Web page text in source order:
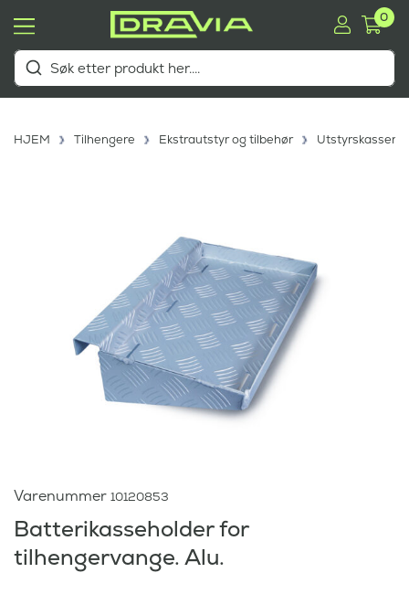
0
HJEM Tilhengere Ekstrautstyr og tilbehør Utstyrskasser
Varenummer 10120853
Batterikasseholder for
tilhengervange. Alu.